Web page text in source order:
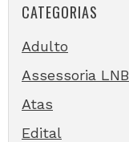
CATEGORIAS
Adulto
Assessoria LNB
Atas
Edital